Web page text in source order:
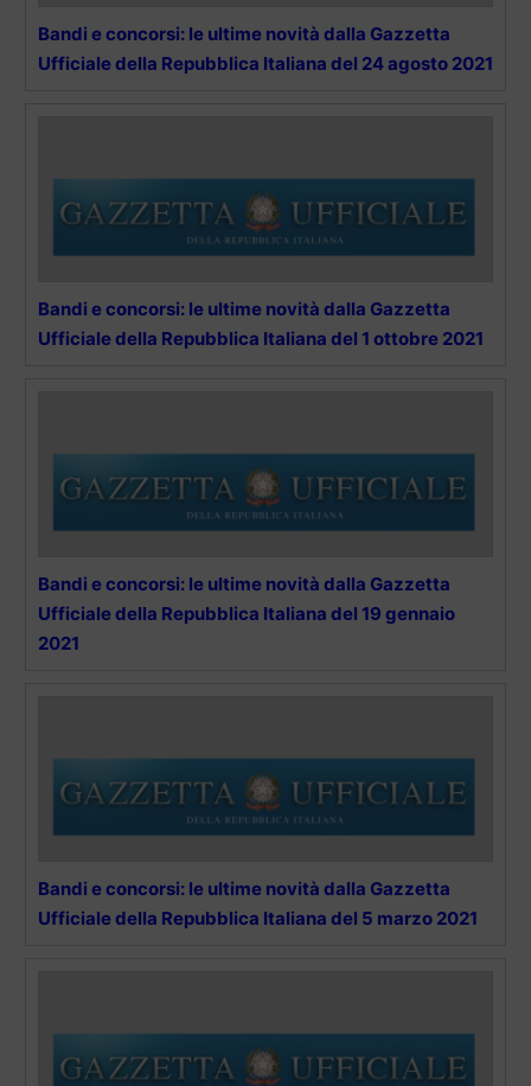
Bandi e concorsi: le ultime novità dalla Gazzetta
Ufficiale della Repubblica Italiana del 24 agosto 2021
Bandi e concorsi: le ultime novità dalla Gazzetta
Ufficiale della Repubblica Italiana del 1 ottobre 2021
Bandi e concorsi: le ultime novità dalla Gazzetta
Ufficiale della Repubblica Italiana del 19 gennaio
2021
Bandi e concorsi: le ultime novità dalla Gazzetta
Ufficiale della Repubblica Italiana del 5 marzo 2021